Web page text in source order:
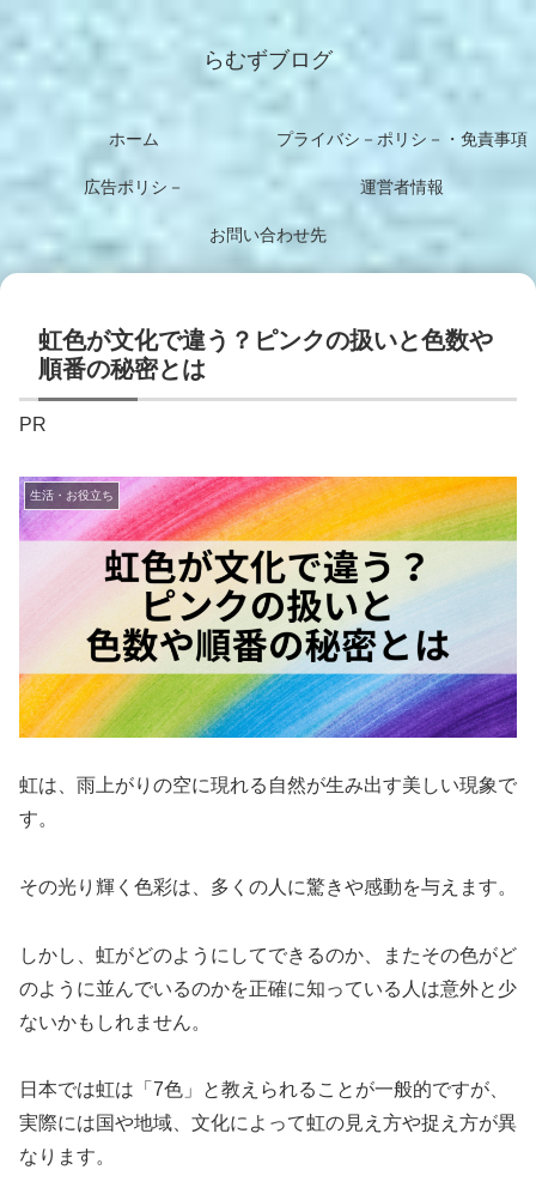
らむずブログ
ホーム プライバシ－ポリシ－・免責事項
広告ポリシ－ 運営者情報
お問い合わせ先
虹色が文化で違う？ピンクの扱いと色数や
順番の秘密とは
PR
生活・お役立ち
虹は、雨上がりの空に現れる自然が生み出す美しい現象で
す。
その光り輝く色彩は、多くの人に驚きや感動を与えます。
しかし、虹がどのようにしてできるのか、またその色がど
のように並んでいるのかを正確に知っている人は意外と少
ないかもしれません。
日本では虹は「7色」と教えられることが一般的ですが、
実際には国や地域、文化によって虹の見え方や捉え方が異
なります。